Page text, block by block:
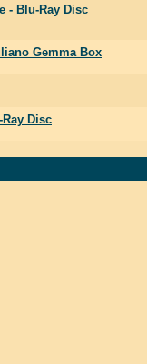
- Blu-Ray Disc
Gemma Box
Disc